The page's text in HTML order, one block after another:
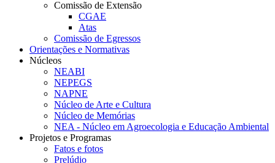
Comissão de Extensão
CGAE
Atas
Comissão de Egressos
Orientações e Normativas
Núcleos
NEABI
NEPEGS
NAPNE
Núcleo de Arte e Cultura
Núcleo de Memórias
NEA - Núcleo em Agroecologia e Educação Ambiental
Projetos e Programas
Fatos e fotos
Prelúdio